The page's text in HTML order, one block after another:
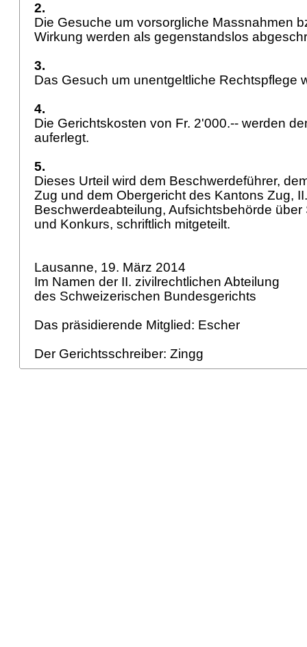
2.
Die Gesuche um vorsorgliche Massnahmen
Wirkung werden als gegenstandslos
3.
Das Gesuch um unentgeltliche Rechtspflege
4.
Die Gerichtskosten von Fr. 2'000.-- werden
auferlegt.
5.
Dieses Urteil wird dem Beschwerdeführer,
Zug und dem Obergericht des Kantons Zug, II.
Beschwerdeabteilung, Aufsichtsbehörde
und Konkurs, schriftlich mitgeteilt.
Lausanne, 19. März 2014
Im Namen der II. zivilrechtlichen Abteilung
des Schweizerischen Bundesgerichts
Das präsidierende Mitglied: Escher
Der Gerichtsschreiber: Zingg